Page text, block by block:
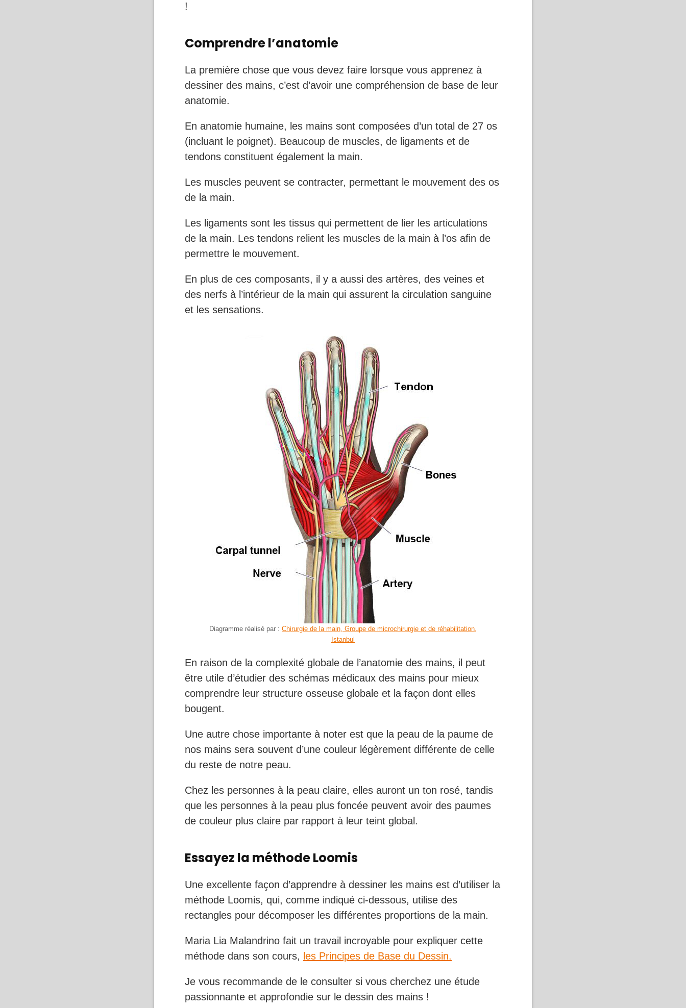
!
Comprendre l’anatomie
La première chose que vous devez faire lorsque vous apprenez à
dessiner des mains, c’est d’avoir une compréhension de base de leur
anatomie.
En anatomie humaine, les mains sont composées d’un total de 27 os
(incluant le poignet). Beaucoup de muscles, de ligaments et de
tendons constituent également la main.
Les muscles peuvent se contracter, permettant le mouvement des os
de la main.
Les ligaments sont les tissus qui permettent de lier les articulations
de la main. Les tendons relient les muscles de la main à l’os afin de
permettre le mouvement.
En plus de ces composants, il y a aussi des artères, des veines et
des nerfs à l’intérieur de la main qui assurent la circulation sanguine
et les sensations.
Diagramme réalisé par : Chirurgie de la main, Groupe de microchirurgie et de réhabilitation,
Istanbul
En raison de la complexité globale de l’anatomie des mains, il peut
être utile d’étudier des schémas médicaux des mains pour mieux
comprendre leur structure osseuse globale et la façon dont elles
bougent.
Une autre chose importante à noter est que la peau de la paume de
nos mains sera souvent d’une couleur légèrement différente de celle
du reste de notre peau.
Chez les personnes à la peau claire, elles auront un ton rosé, tandis
que les personnes à la peau plus foncée peuvent avoir des paumes
de couleur plus claire par rapport à leur teint global.
Essayez la méthode Loomis
Une excellente façon d’apprendre à dessiner les mains est d’utiliser la
méthode Loomis, qui, comme indiqué ci-dessous, utilise des
rectangles pour décomposer les différentes proportions de la main.
Maria Lia Malandrino fait un travail incroyable pour expliquer cette
méthode dans son cours, les Principes de Base du Dessin.
Je vous recommande de le consulter si vous cherchez une étude
passionnante et approfondie sur le dessin des mains !